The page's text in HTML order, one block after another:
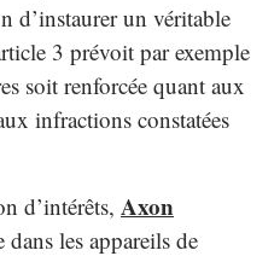
d’instaurer un véritable
3 prévoit par exemple
soit renforcée quant aux
infractions constatées
d’intérêts, Axon
dans les appareils de